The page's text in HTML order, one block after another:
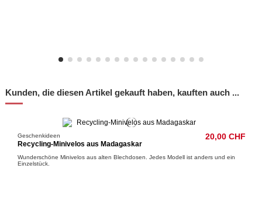
Kunden, die diesen Artikel gekauft haben, kauften auch ...
Geschenkideen
Recycling-Minivelos aus Madagaskar
20,00 CHF
Wunderschöne Minivelos aus alten Blechdosen. Jedes Modell ist anders und ein
Einzelstück.